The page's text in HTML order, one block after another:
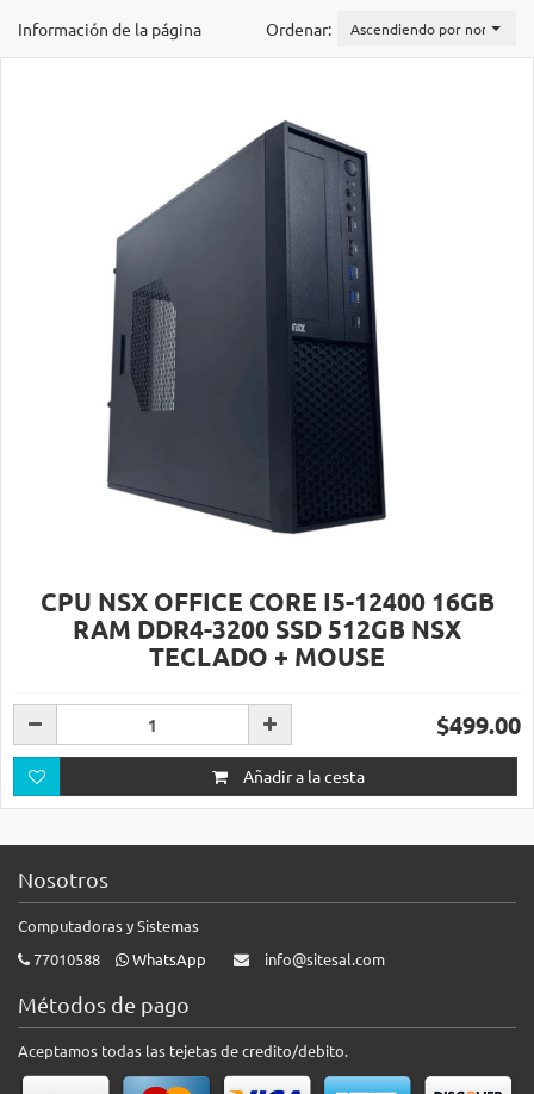
Ordenar: Ascendiendo por nombre
Información de la página
CPU NSX OFFICE CORE I5-12400 16GB
RAM DDR4-3200 SSD 512GB NSX
TECLADO + MOUSE
$499.00
Añadir a la cesta
Nosotros
Computadoras y Sistemas
77010588
WhatsApp info@sitesal.com
Métodos de pago
Aceptamos todas las tejetas de credito/debito.